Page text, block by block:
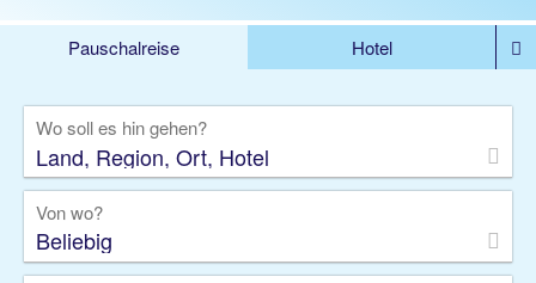
Pauschalreise
Hotel
Kreuzfahrten
Rundreisen
Privattransfer
Zusatzleistungen
Wo soll es hin gehen?
Von wo?
Beliebig